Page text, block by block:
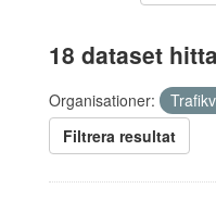
18 dataset
Organisationer:
Filtrera resultat